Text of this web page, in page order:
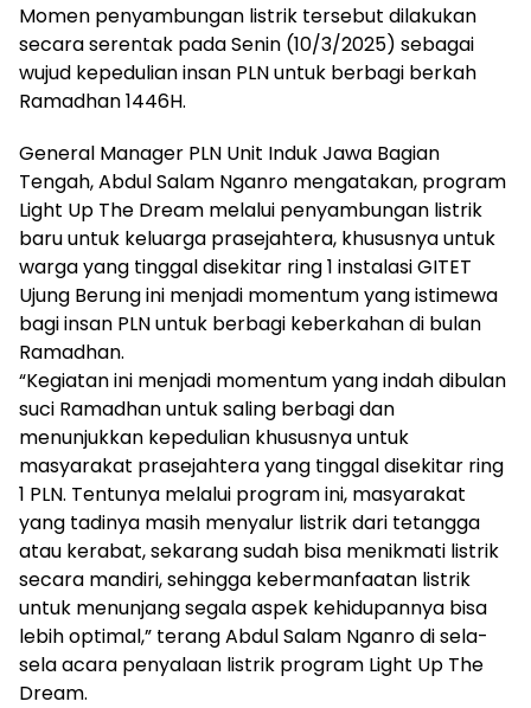
Momen penyambungan listrik tersebut dilakukan
secara serentak pada Senin (10/3/2025) sebagai
wujud kepedulian insan PLN untuk berbagi berkah
Ramadhan 1446H.
General Manager PLN Unit Induk Jawa Bagian
Tengah, Abdul Salam Nganro mengatakan, program
Light Up The Dream melalui penyambungan listrik
baru untuk keluarga prasejahtera, khususnya untuk
warga yang tinggal disekitar ring 1 instalasi GITET
Ujung Berung ini menjadi momentum yang istimewa
bagi insan PLN untuk berbagi keberkahan di bulan
Ramadhan.
“Kegiatan ini menjadi momentum yang indah dibulan
suci Ramadhan untuk saling berbagi dan
menunjukkan kepedulian khususnya untuk
masyarakat prasejahtera yang tinggal disekitar ring
1 PLN. Tentunya melalui program ini, masyarakat
yang tadinya masih menyalur listrik dari tetangga
atau kerabat, sekarang sudah bisa menikmati listrik
secara mandiri, sehingga kebermanfaatan listrik
untuk menunjang segala aspek kehidupannya bisa
lebih optimal,” terang Abdul Salam Nganro di sela-
sela acara penyalaan listrik program Light Up The
Dream.